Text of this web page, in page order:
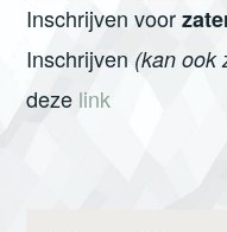
Inschrijven voor
Inschrijven (kan ook
deze link